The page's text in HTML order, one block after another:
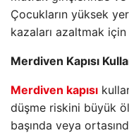
Çocukların yüksek
kazaları azaltmak
Merdiven Kapısı
Merdiven kapısı
düşme riskini büyük
başında veya